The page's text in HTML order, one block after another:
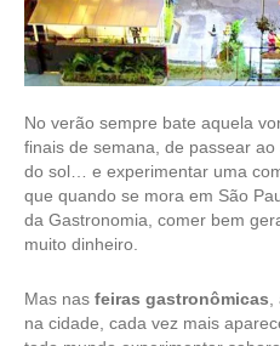
No verão sempre bate aquela
finais de semana, de passear
do sol… e experimentar uma
que quando se mora em São
da Gastronomia, comer bem
muito dinheiro.
Mas nas feiras gastronômicas
na cidade, cada vez mais